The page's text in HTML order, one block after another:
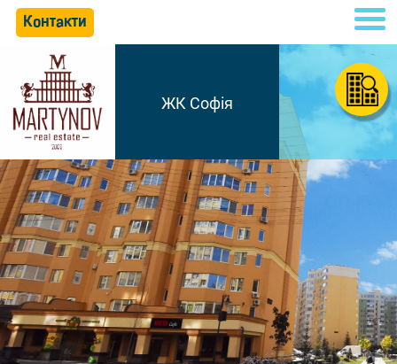
Контакти
ЖК Софія